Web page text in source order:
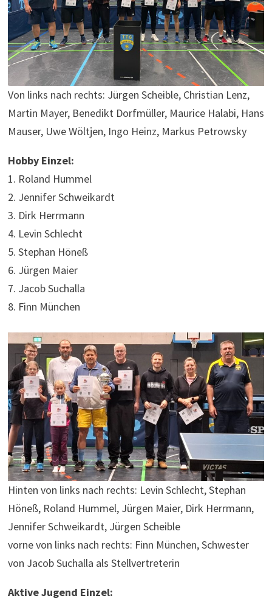
Von links nach rechts: Jürgen Scheible, Christian Lenz,
Martin Mayer, Benedikt Dorfmüller, Maurice Halabi, Hans
Mauser, Uwe Wöltjen, Ingo Heinz, Markus Petrowsky
Hobby Einzel:
1. Roland Hummel
2. Jennifer Schweikardt
3. Dirk Herrmann
4. Levin Schlecht
5. Stephan Höneß
6. Jürgen Maier
7. Jacob Suchalla
8. Finn München
Hinten von links nach rechts: Levin Schlecht, Stephan
Höneß, Roland Hummel, Jürgen Maier, Dirk Herrmann,
Jennifer Schweikardt, Jürgen Scheible
vorne von links nach rechts: Finn München, Schwester
von Jacob Suchalla als Stellvertreterin
Aktive Jugend Einzel: